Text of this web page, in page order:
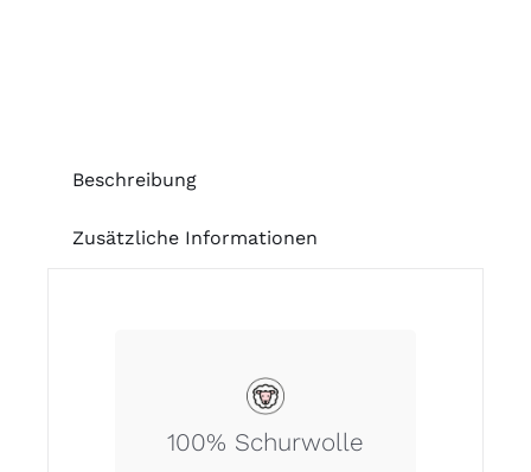
Beschreibung
Zusätzliche Informationen
100% Schurwolle
100% Schurwolle.